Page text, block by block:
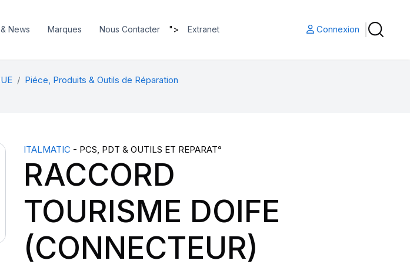
News Marques Nous Contacter "> Extranet Connexion
Piéce, Produits & Outils de Réparation
ITALMATIC - PCS, PDT & OUTILS ET REPARAT°
RACCORD
TOURISME DOIFE
(CONNECTEUR)